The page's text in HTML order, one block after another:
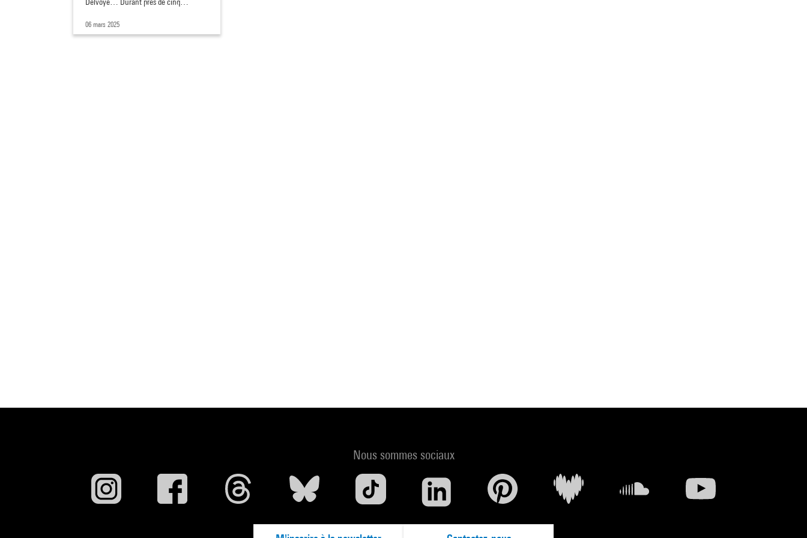
06 mars 2025
Nous sommes sociaux